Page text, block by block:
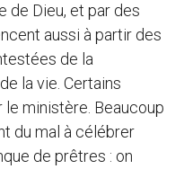
de Dieu, et par des
aussi à partir des
de la
la vie. Certains
ministère. Beaucoup
du mal à célébrer
de prêtres : on